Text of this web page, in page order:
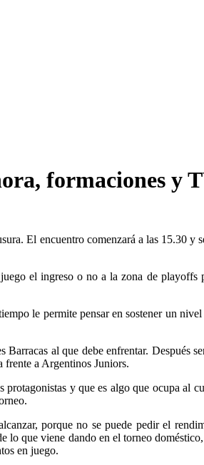
formaciones y
El encuentro comenzará a las 15.30 y
el ingreso o no a la zona de playoffs
le permite pensar en sostener un
al que debe enfrentar. Después
frente a Argentinos Juniors.
y que es algo que ocupa al
porque no se puede pedir el
que viene dando en el torneo doméstico,
en juego.